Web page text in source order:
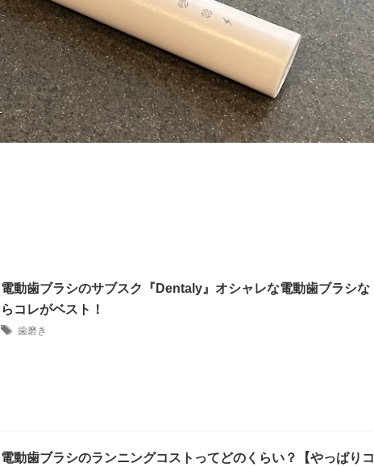
電動歯ブラシのサブスク『Dentaly』オシャレな電動歯ブラシな
らコレがベスト！
歯磨き
電動歯ブラシのランニングコストってどのくらい？【やっぱりコ